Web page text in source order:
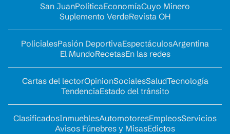
San JuanPolíticaEconomíaCuyo Minero
Suplemento VerdeRevista OH
PolicialesPasión DeportivaEspectáculosArgentina
El MundoRecetasEn las redes
Cartas del lectorOpinionSocialesSaludTecnología
TendenciaEstado del tránsito
ClasificadosInmueblesAutomotoresEmpleosServicios
Avisos Fúnebres y MisasEdictos